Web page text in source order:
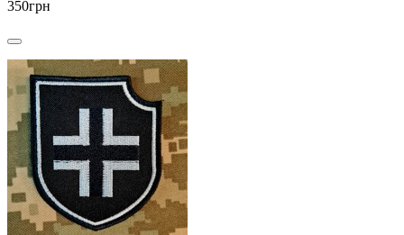
350грн